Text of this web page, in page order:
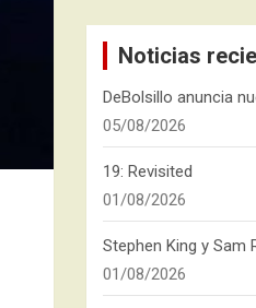
Noticias
DeBolsillo anuncia
05/08/2026
19: Revisited
01/08/2026
Stephen King y Sam
01/08/2026